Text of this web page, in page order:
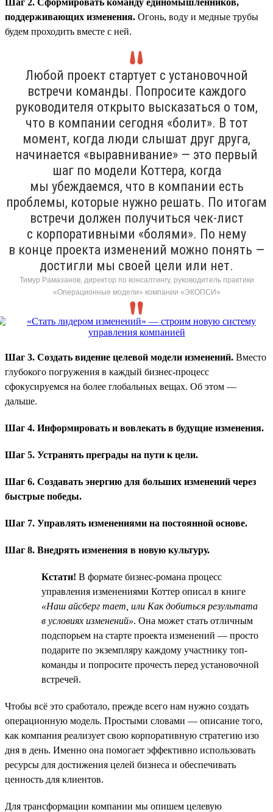
поддерживающих изменения. Огонь, воду и медные трубы
будем проходить вместе с ней.
Любой проект стартует с установочной
встречи команды. Попросите каждого
руководителя открыто высказаться о том,
что в компании сегодня «болит». В тот
момент, когда люди слышат друг друга,
начинается «выравнивание» — это первый
шаг по модели Коттера, когда
мы убеждаемся, что в компании есть
проблемы, которые нужно решать. По итогам
встречи должен получиться чек-лист
с корпоративными «болями». По нему
в конце проекта изменений можно понять —
достигли мы своей цели или нет.
Тимур Рамазанов, директор по консалтингу, руководитель практики
«Операционные модели» компании «ЭКОПСИ»
Шаг 3. Создать видение целевой модели изменений. Вместо
глубокого погружения в каждый бизнес-процесс
сфокусируемся на более глобальных вещах. Об этом —
дальше.
Шаг 4. Информировать и вовлекать в будущие изменения.
Шаг 5. Устранять преграды на пути к цели.
Шаг 6. Создавать энергию для больших изменений через
быстрые победы.
Шаг 7. Управлять изменениями на постоянной основе.
Шаг 8. Внедрять изменения в новую культуру.
Кстати! В формате бизнес-романа процесс
управления изменениями Коттер описал в книге
«Наш айсберг тает, или Как добиться результата
в условиях изменений». Она может стать отличным
подспорьем на старте проекта изменений — просто
подарите по экземпляру каждому участнику топ-
команды и попросите прочесть перед установочной
встречей.
Чтобы всё это сработало, прежде всего нам нужно создать
операционную модель. Простыми словами — описание того,
как компания реализует свою корпоративную стратегию изо
дня в день. Именно она помогает эффективно использовать
ресурсы для достижения целей бизнеса и обеспечивать
ценность для клиентов.
Для трансформации компании мы опишем целевую